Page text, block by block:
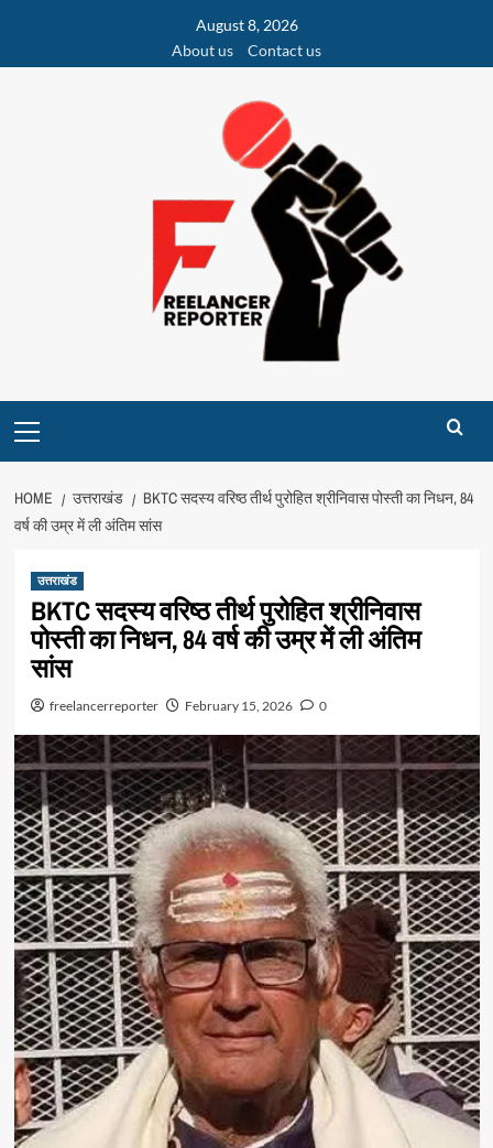
content
August 8, 2026
About us
Contact us
Menu
HOME उत्तराखंड
BKTC सदस्य वरिष्ठ तीर्थ पुरोहित श्रीनिवास पोस्ती का निधन, 84
वर्ष की उम्र में ली अंतिम सांस
उत्तराखंड
BKTC सदस्य वरिष्ठ तीर्थ पुरोहित श्रीनिवास
पोस्ती का निधन, 84 वर्ष की उम्र में ली अंतिम
सांस
freelancerreporter February 15, 2026 0